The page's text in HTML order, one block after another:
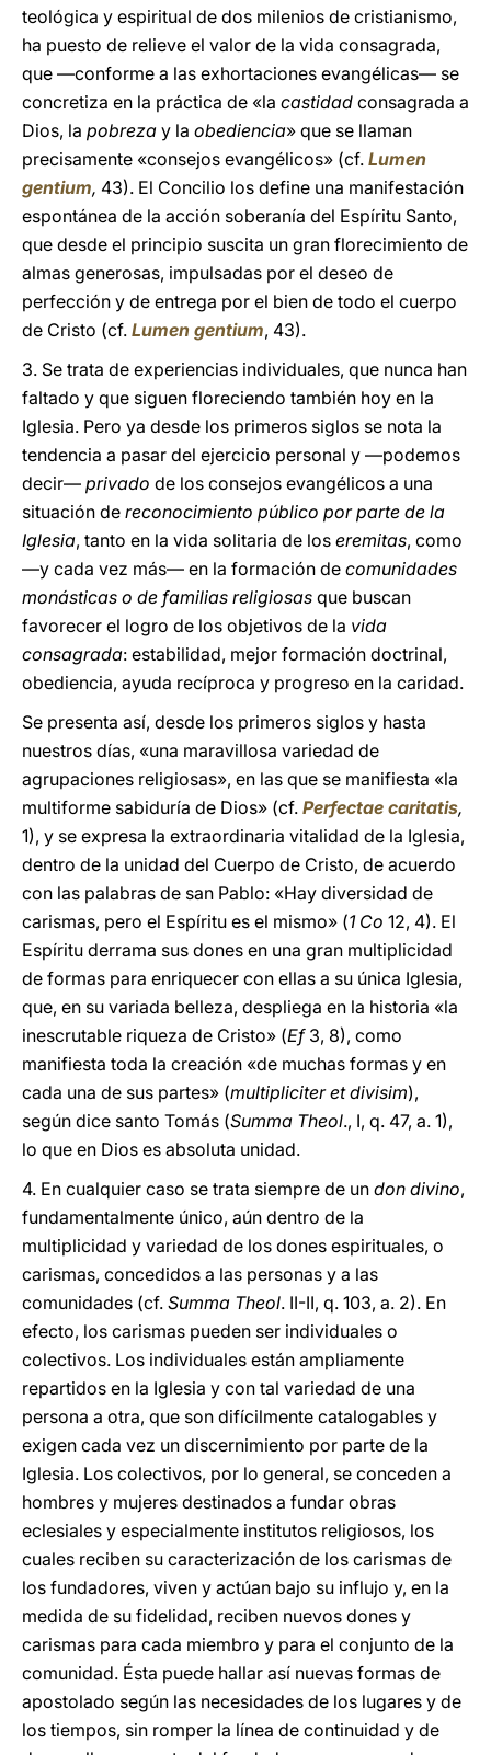
teológica y espiritual de dos milenios de cristianismo,
ha puesto de relieve el valor de la vida consagrada,
que ―conforme a las exhortaciones evangélicas― se
concretiza en la práctica de «la castidad consagrada a
Dios, la pobreza y la obediencia» que se llaman
precisamente «consejos evangélicos» (cf. Lumen
gentium, 43). El Concilio los define una manifestación
espontánea de la acción soberanía del Espíritu Santo,
que desde el principio suscita un gran florecimiento de
almas generosas, impulsadas por el deseo de
perfección y de entrega por el bien de todo el cuerpo
de Cristo (cf. Lumen gentium, 43).
3. Se trata de experiencias individuales, que nunca han
faltado y que siguen floreciendo también hoy en la
Iglesia. Pero ya desde los primeros siglos se nota la
tendencia a pasar del ejercicio personal y ―podemos
decir― privado de los consejos evangélicos a una
situación de reconocimiento público por parte de la
Iglesia, tanto en la vida solitaria de los eremitas, como
―y cada vez más― en la formación de comunidades
monásticas o de familias religiosas que buscan
favorecer el logro de los objetivos de la vida
consagrada: estabilidad, mejor formación doctrinal,
obediencia, ayuda recíproca y progreso en la caridad.
Se presenta así, desde los primeros siglos y hasta
nuestros días, «una maravillosa variedad de
agrupaciones religiosas», en las que se manifiesta «la
multiforme sabiduría de Dios» (cf. Perfectae caritatis,
1), y se expresa la extraordinaria vitalidad de la Iglesia,
dentro de la unidad del Cuerpo de Cristo, de acuerdo
con las palabras de san Pablo: «Hay diversidad de
carismas, pero el Espíritu es el mismo» (1 Co 12, 4). El
Espíritu derrama sus dones en una gran multiplicidad
de formas para enriquecer con ellas a su única Iglesia,
que, en su variada belleza, despliega en la historia «la
inescrutable riqueza de Cristo» (Ef3, 8), como
manifiesta toda la creación «de muchas formas y en
cada una de sus partes» (multipliciter et divisim),
según dice santo Tomás (Summa Theol., I, q. 47, a. 1),
lo que en Dios es absoluta unidad.
4. En cualquier caso se trata siempre de un don divino,
fundamentalmente único, aún dentro de la
multiplicidad y variedad de los dones espirituales, o
carismas, concedidos a las personas y a las
comunidades (cf. Summa Theol. II-II, q. 103, a. 2). En
efecto, los carismas pueden ser individuales o
colectivos. Los individuales están ampliamente
repartidos en la Iglesia y con tal variedad de una
persona a otra, que son difícilmente catalogables y
exigen cada vez un discernimiento por parte de la
Iglesia. Los colectivos, por lo general, se conceden a
hombres y mujeres destinados a fundar obras
eclesiales y especialmente institutos religiosos, los
cuales reciben su caracterización de los carismas de
los fundadores, viven y actúan bajo su influjo y, en la
medida de su fidelidad, reciben nuevos dones y
carismas para cada miembro y para el conjunto de la
comunidad. Ésta puede hallar así nuevas formas de
apostolado según las necesidades de los lugares y de
los tiempos, sin romper la línea de continuidad y de